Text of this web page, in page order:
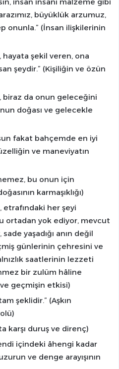
büyüklük arzumuz,
onunla.” (İnsan ilişkilerinin
hayata şekil veren, ona
şeydir.” (Kişiliğin ve özün
biraz da onun geleceğini
doğası ve gelecekle
fakat bahçemde en iyi
ve maneviyatın
bu onun için
karmaşıklığı)
etrafındaki her şeyi
ortadan yok ediyor, mevcut
yaşadığı anın değil
günlerinin çehresini ve
saatlerinin lezzeti
bir zulüm hâline
ve geçmişin etkisi)
şeklidir.” (Aşkın
karşı duruş ve direnç)
içindeki âhengi kadar
ve denge arayışının